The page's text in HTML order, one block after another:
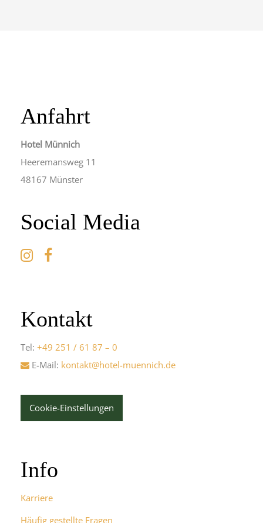
Anfahrt
Hotel Münnich
Heeremansweg 11
48167 Münster
Social Media
Kontakt
Tel: +49 251 / 61 87 – 0
E-Mail: kontakt@hotel-muennich.de
Cookie-Einstellungen
Info
Karriere
Häufig gestellte Fragen